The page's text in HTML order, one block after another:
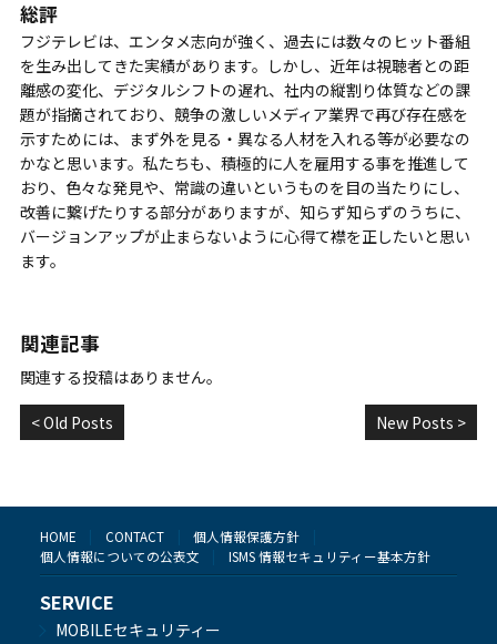
総評
フジテレビは、エンタメ志向が強く、過去には数々のヒット番組
を生み出してきた実績があります。しかし、近年は視聴者との距
離感の変化、デジタルシフトの遅れ、社内の縦割り体質などの課
題が指摘されており、競争の激しいメディア業界で再び存在感を
示すためには、まず外を見る・異なる人材を入れる等が必要なの
かなと思います。私たちも、積極的に人を雇用する事を推進して
おり、色々な発見や、常識の違いというものを目の当たりにし、
改善に繋げたりする部分がありますが、知らず知らずのうちに、
バージョンアップが止まらないように心得て襟を正したいと思い
ます。
関連記事
関連する投稿はありません。
< Old Posts New Posts >
HOME CONTACT
個人情報保護方針
個人情報についての公表文
ISMS 情報セキュリティー基本方針
SERVICE
MOBILEセキュリティー